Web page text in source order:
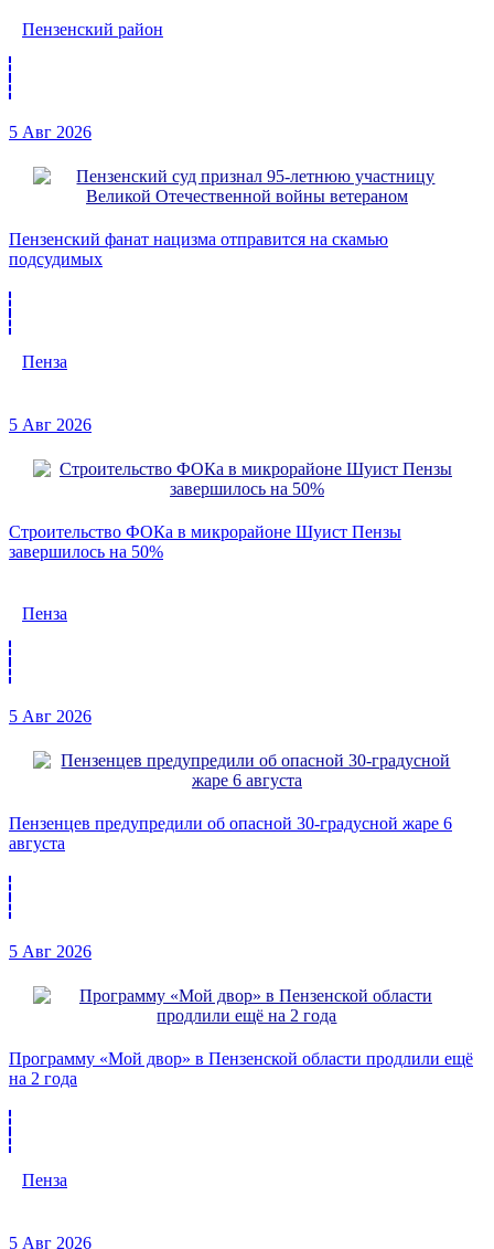
Пензенский район
5 Авг 2026
Пензенский фанат нацизма отправится на скамью
подсудимых
Пенза
5 Авг 2026
Строительство ФОКа в микрорайоне Шуист Пензы
завершилось на 50%
Пенза
5 Авг 2026
Пензенцев предупредили об опасной 30-градусной жаре 6
августа
5 Авг 2026
Программу «Мой двор» в Пензенской области продлили ещё
на 2 года
Пенза
5 Авг 2026